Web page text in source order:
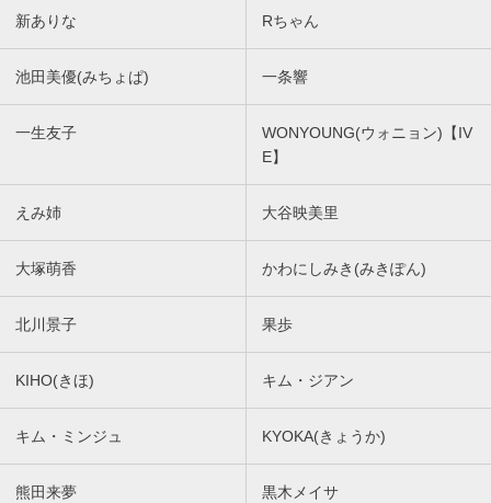
新ありな Rちゃん
池田美優(みちょぱ) 一条響
一生友子
WONYOUNG(ウォニョン)【IV
E】
えみ姉 大谷映美里
大塚萌香 かわにしみき(みきぽん)
北川景子 果歩
KIHO(きほ) キム・ジアン
キム・ミンジュ KYOKA(きょうか)
熊田来夢 黒木メイサ